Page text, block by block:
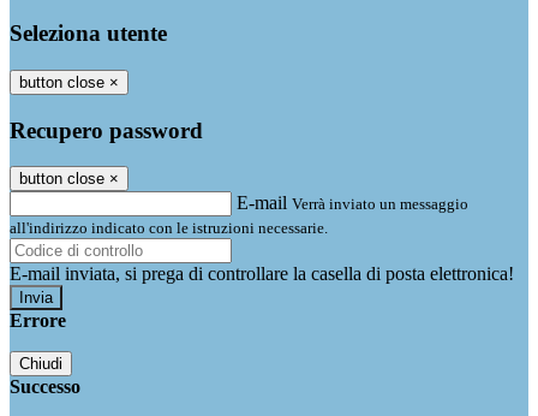
Seleziona utente
button close ×
Recupero password
button close ×
E-mail Verrà inviato un messaggio
all'indirizzo indicato con le istruzioni necessarie.
E-mail inviata, si prega di controllare la casella di posta elettronica!
Errore
Chiudi
Successo